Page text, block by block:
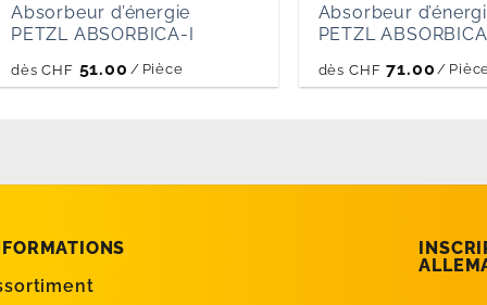
Absorbeur d’énergie
PETZL ABSORBICA-I
dès CHF 51.00 / Pièce
Absorbeur
PETZL
dès CHF 71.00 /